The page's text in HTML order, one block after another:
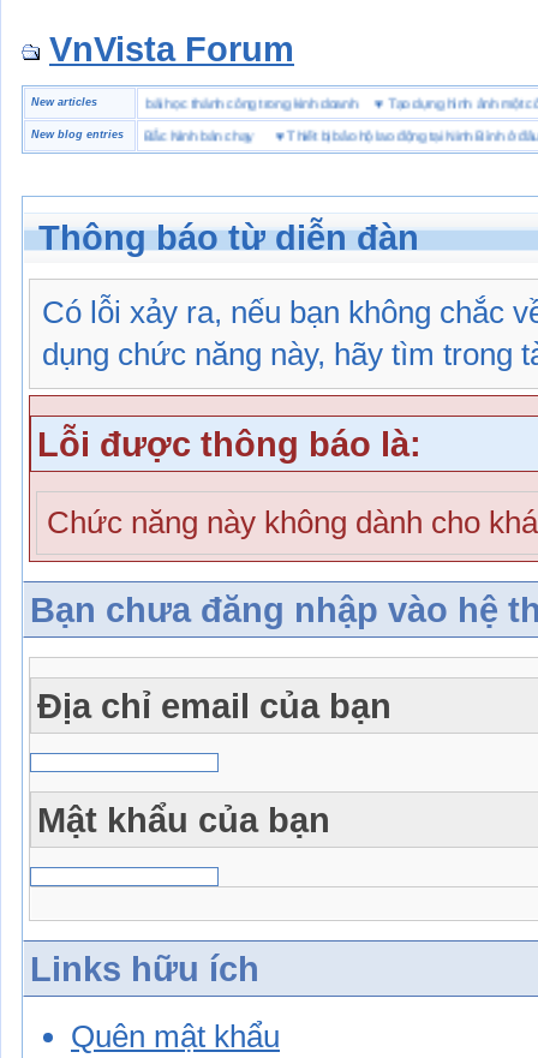
VnVista Forum
New articles
biệt” của Microsoft ♥4 bài học thành công trong kinh doanh ♥Tạo dựng hình ảnh
New blog entries
giày bảo hộ tại Bắc Ninh bán chạy♥ Thiết bị bảo hộ lao động tại Ninh Bình ở đâu
Thông báo từ diễn đàn
Có lỗi xảy ra, nếu bạn không chắc
dụng chức năng này, hãy tìm trong
Lỗi được thông báo là:
Chức năng này không dành cho
Bạn chưa đăng nhập vào hệ
Địa chỉ email của bạn
Mật khẩu của bạn
Links hữu ích
Quên mật khẩu